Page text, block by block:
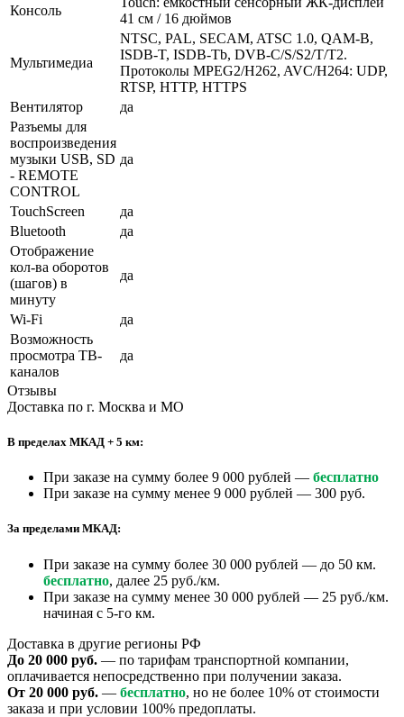
Консоль
41 см / 16 дюймов
Мультимедиа
NTSC, PAL, SECAM, ATSC 1.0, QAM-B,
ISDB-T, ISDB-Tb, DVB-C/S/S2/T/T2.
Протоколы MPEG2/H262, AVC/H264: UDP,
RTSP, HTTP, HTTPS
Вентилятор
да
Разъемы для
воспроизведения
музыки USB, SD
- REMOTE
CONTROL
да
TouchScreen
да
Bluetooth
да
Отображение
кол-ва оборотов
(шагов) в
минуту
да
Wi-Fi
да
Возможность
просмотра ТВ-
каналов
да
Отзывы
Доставка по г. Москва и МО
В пределах МКАД + 5 км:
При заказе на сумму более 9 000 рублей — бесплатно
При заказе на сумму менее 9 000 рублей — 300 руб.
За пределами МКАД:
При заказе на сумму более 30 000 рублей — до 50 км.
бесплатно, далее 25 руб./км.
При заказе на сумму менее 30 000 рублей — 25 руб./км.
начиная с 5-го км.
Доставка в другие регионы РФ
До 20 000 руб. — по тарифам транспортной компании,
оплачивается непосредственно при получении заказа.
От 20 000 руб. — бесплатно, но не более 10% от стоимости
заказа и при условии 100% предоплаты.